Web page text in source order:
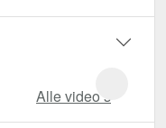
Alle video‘s